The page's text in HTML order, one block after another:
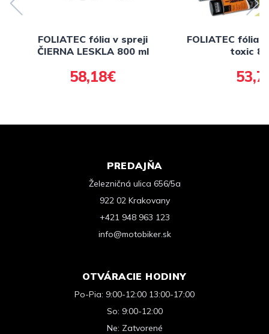
FOLIATEC fólia v spreji
ČIERNA LESKLA 800 ml
58,18€
FOLIATEC fólia
toxic
PREDAJŇA
Železničná ulica 656/5a
922 02 Krakovany
+421 948 963 123
info@motobiker.sk
OTVÁRACIE HODINY
Po-Pia: 9:00-12:00 13:00-17:00
So: 9:00-12:00
Ne: Zatvorené